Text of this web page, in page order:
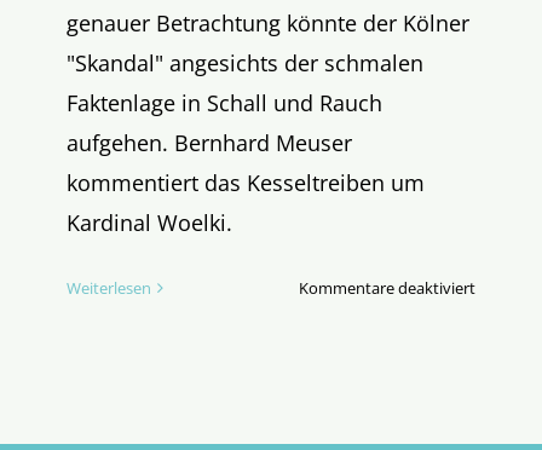
genauer Betrachtung könnte der Kölner
"Skandal" angesichts der schmalen
Faktenlage in Schall und Rauch
aufgehen. Bernhard Meuser
kommentiert das Kesseltreiben um
Kardinal Woelki.
Weiterlesen Kommentare deaktiviertfür